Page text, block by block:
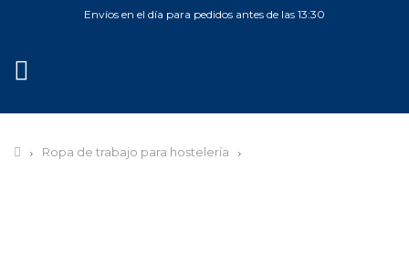
Envíos en el día para pedidos antes de las 13:30
Ropa de trabajo para hostelería